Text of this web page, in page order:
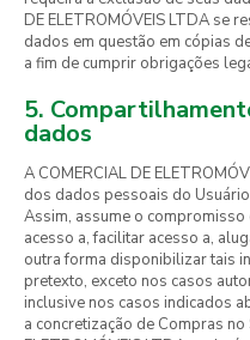
DE ELETROMÓVEIS LTDA se
dados em questão em cópias
a fim de cumprir obrigações
5.
dados
A COMERCIAL DE
dos dados pessoais do
Assim, assume o
acesso a, facilitar acesso a,
outra forma disponibilizar tais
pretexto, exceto nos casos
inclusive nos casos indicados
a concretização de Compras no